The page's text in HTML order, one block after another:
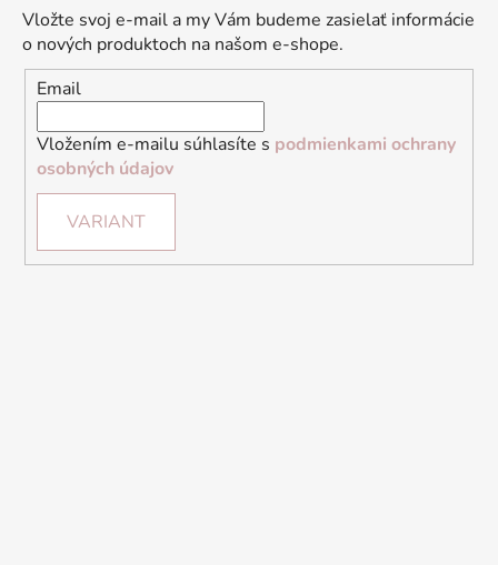
Vložte svoj e-mail a my Vám budeme zasielať informácie
o nových produktoch na našom e-shope.
Email
Vložením e-mailu súhlasíte s podmienkami ochrany
osobných údajov
VARIANT